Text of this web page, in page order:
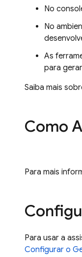
No
No
As
para
Saiba mais
Como
Para mais
Para usar a
Configurar o